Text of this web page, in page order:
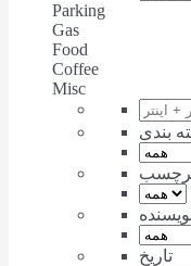
Parking
Gas
Food
Coffee
Misc
بندی
تاریخ